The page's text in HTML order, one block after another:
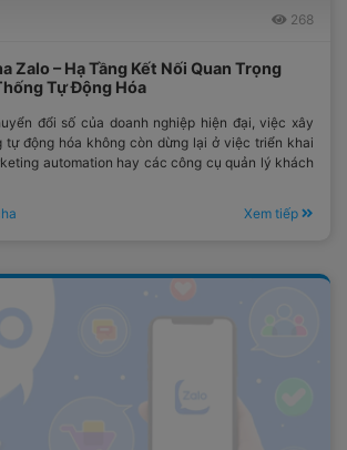
268
Zalo – Hạ Tầng Kết Nối Quan Trọng
Tự Động Hóa
đổi số của doanh nghiệp hiện đại, việc xây
tự động hóa không còn dừng lại ở việc triển khai
automation hay các công cụ quản lý khách
Xem tiếp